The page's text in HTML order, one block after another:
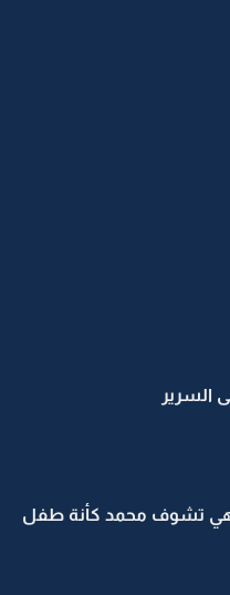
السرير
تشوف محمد كأنة طفل